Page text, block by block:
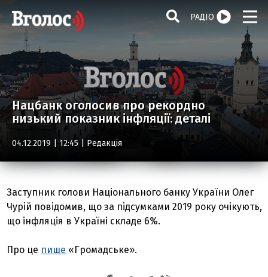
РАДІО
Нацбанк оголосив про рекордно
низький показник інфляції: деталі
04.12.2019 | 12:45 | Редакція
Заступник голови Національного банку України Олег
Чурій повідомив, що за підсумками 2019 року очікують,
що інфляція в Україні складе 6%.
Про це пише «Громадське».